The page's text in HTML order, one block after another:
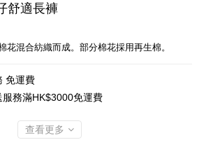
舒適長褲
花混合紡織而成。部分棉花採用再生棉。
免運費
務滿HK$3000免運費
查看更多